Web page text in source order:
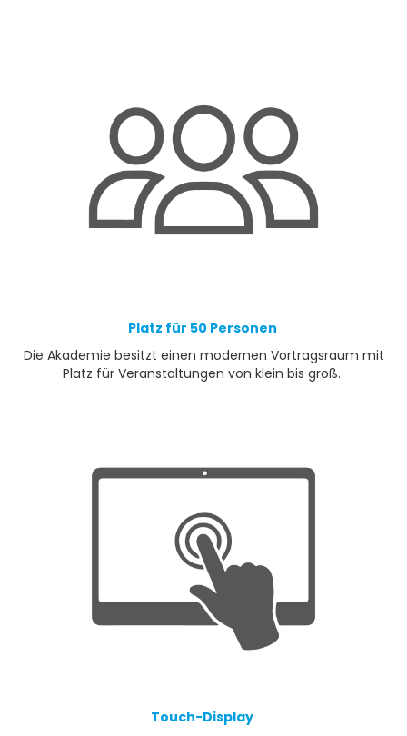
Platz für 50 Personen
Die Akademie besitzt einen modernen Vortragsraum mit
Platz für Veranstaltungen von klein bis groß.
Touch-Display